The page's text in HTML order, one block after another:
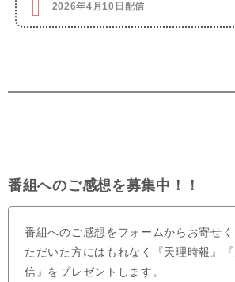
2026年4月10日配信
番組へのご感想を募集中！！
番組へのご感想をフォームからお寄せ
ただいた方にはもれなく『天理時報』
信』をプレゼントします。